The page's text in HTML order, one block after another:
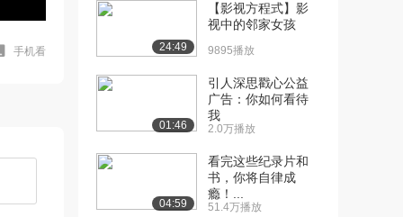
手机看
（上）
（下）
[9] 第五集把根留住（上）
884播放
[10] 第五集把根留住
（下）
待播放
24:49
【影视方程式】影
视中的邻家女孩
9895播放
01:46
引人深思戳心公益
广告：你如何看待
我
2.0万播放
04:59
看完这些纪录片和
书，你将自律成
瘾！...
51.4万播放